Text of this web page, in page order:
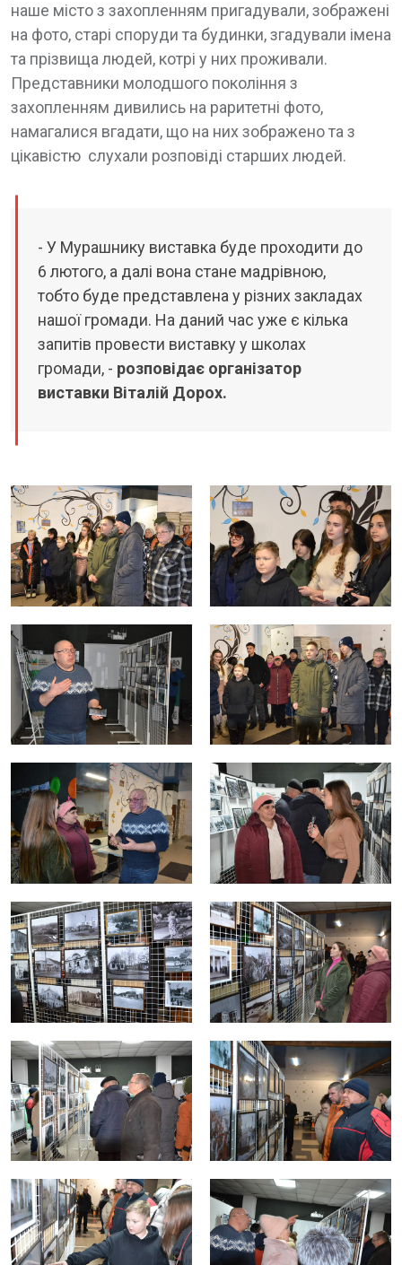
наше місто з захопленням пригадували, зображені
на фото, старі споруди та будинки, згадували імена
та прізвища людей, котрі у них проживали.
Представники молодшого покоління з
захопленням дивились на раритетні фото,
намагалися вгадати, що на них зображено та з
цікавістю слухали розповіді старших людей.
- У Мурашнику виставка буде проходити до
6 лютого, а далі вона стане мадрівною,
тобто буде представлена у різних закладах
нашої громади. На даний час уже є кілька
запитів провести виставку у школах
громади, - розповідає організатор
виставки Віталій Дорох.